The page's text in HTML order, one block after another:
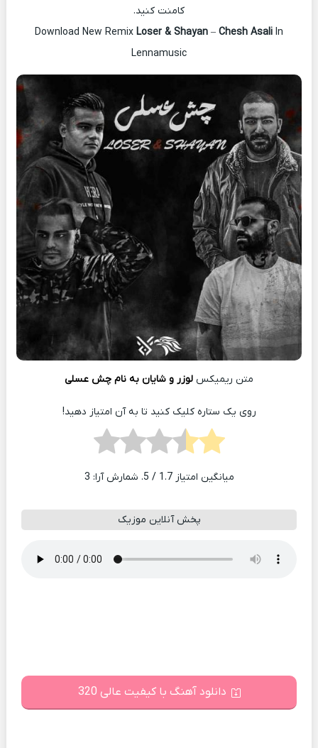
کامنت کنید.
Download New Remix Loser & Shayan – Chesh Asali In
Lennamusic
متن ریمیکس لوزر و شایان به نام چش عسلی
روی یک ستاره کلیک کنید تا به آن امتیاز دهید!
میانگین امتیاز1.7 / 5. شمارش آرا: 3
پخش آنلاین موزیک
دانلود آهنگ با کیفیت عالی 320